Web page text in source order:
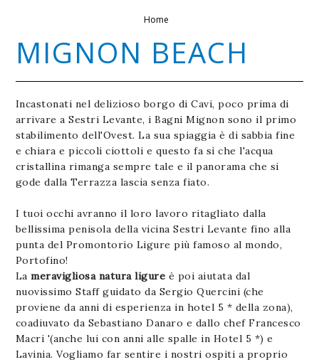
Home
MIGNON BEACH
Incastonati nel delizioso borgo di Cavi, poco prima di
arrivare a Sestri Levante, i Bagni Mignon sono il primo
stabilimento dell'Ovest. La sua spiaggia è di sabbia fine
e chiara e piccoli ciottoli e questo fa sì che l'acqua
cristallina rimanga sempre tale e il panorama che si
gode dalla Terrazza lascia senza fiato.
I tuoi occhi avranno il loro lavoro ritagliato dalla
bellissima penisola della vicina Sestri Levante fino alla
punta del Promontorio Ligure più famoso al mondo,
Portofino!
Lameravigliosa natura ligure è poi aiutata dal
nuovissimo Staff guidato da Sergio Quercini (che
proviene da anni di esperienza in hotel 5 * della zona),
coadiuvato da Sebastiano Danaro e dallo chef Francesco
Macri '(anche lui con anni alle spalle in Hotel 5 *) e
Lavinia. Vogliamo far sentire i nostri ospiti a proprio